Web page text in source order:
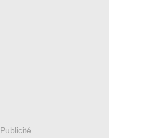
Publicité